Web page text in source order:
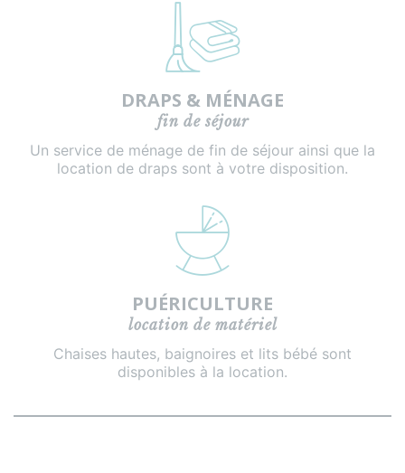
DRAPS & MÉNAGE
fin de séjour
Un service de ménage de fin de séjour ainsi que la
location de draps sont à votre disposition.
PUÉRICULTURE
location de matériel
Chaises hautes, baignoires et lits bébé sont
disponibles à la location.